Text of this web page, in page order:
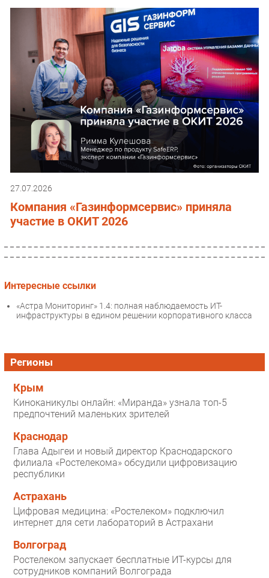
27.07.2026
Компания «Газинформсервис» приняла
участие в ОКИТ 2026
Интересные ссылки
«Астра Мониторинг» 1.4: полная наблюдаемость ИТ-
инфраструктуры в едином решении корпоративного класса
Регионы
Крым
Киноканикулы онлайн: «Миранда» узнала топ-5
предпочтений маленьких зрителей
Краснодар
Глава Адыгеи и новый директор Краснодарского
филиала «Ростелекома» обсудили цифровизацию
республики
Астрахань
Цифровая медицина: «Ростелеком» подключил
интернет для сети лабораторий в Астрахани
Волгоград
Ростелеком запускает бесплатные ИТ-курсы для
сотрудников компаний Волгограда